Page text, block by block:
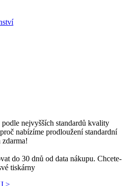
nejvyšších standardů kvality
nabízíme prodloužení standardní
do 30 dnů od data nákupu. Chcete-
tiskárny
>